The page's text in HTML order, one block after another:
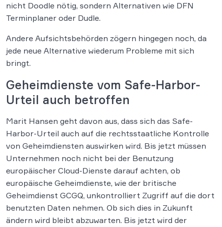
nicht Doodle nötig, sondern Alternativen wie DFN
Terminplaner oder Dudle.
Andere Aufsichtsbehörden zögern hingegen noch, da
jede neue Alternative wiederum Probleme mit sich
bringt.
Geheimdienste vom Safe-Harbor-
Urteil auch betroffen
Marit Hansen geht davon aus, dass sich das Safe-
Harbor-Urteil auch auf die rechtsstaatliche Kontrolle
von Geheimdiensten auswirken wird. Bis jetzt müssen
Unternehmen noch nicht bei der Benutzung
europäischer Cloud-Dienste darauf achten, ob
europäische Geheimdienste, wie der britische
Geheimdienst GCGQ, unkontrolliert Zugriff auf die dort
benutzten Daten nehmen. Ob sich dies in Zukunft
ändern wird bleibt abzuwarten. Bis jetzt wird der